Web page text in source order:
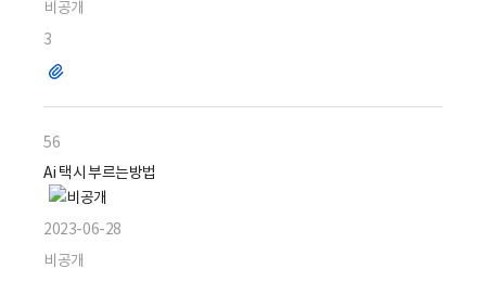
비공개
3
파
56
Ai 택시 부르는방법
2023-06-28
비공개